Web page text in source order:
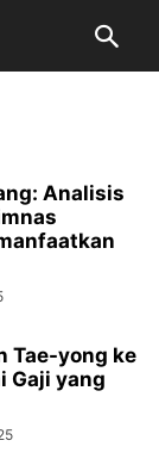
Analisis
Tae-yong ke
Gaji yang